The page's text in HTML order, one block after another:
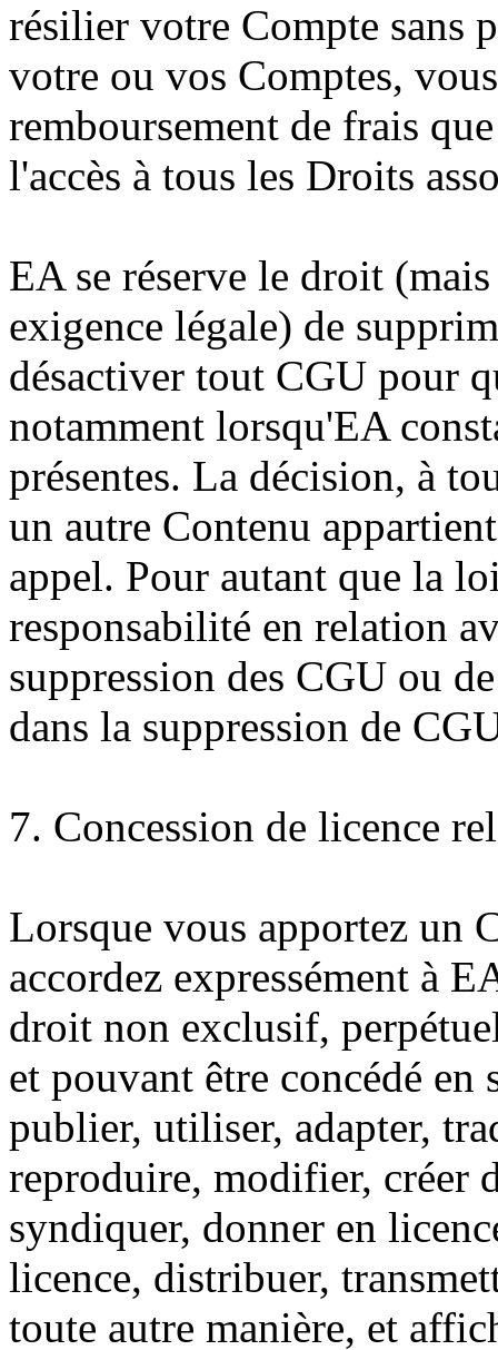
résilier votre Compte sans
votre ou vos Comptes,
remboursement de frais
l'accès à tous les Droits
EA se réserve le droit
exigence légale) de
désactiver tout CGU pour
notamment lorsqu'EA
présentes. La décision, à
un autre Contenu
appel. Pour autant que la
responsabilité en relation
suppression des CGU ou
dans la suppression de
7. Concession de licence
Lorsque vous apportez un
accordez expressément à
droit non exclusif,
et pouvant être concédé
publier, utiliser, adapter,
reproduire, modifier, créer
syndiquer, donner en
licence, distribuer,
toute autre manière, et